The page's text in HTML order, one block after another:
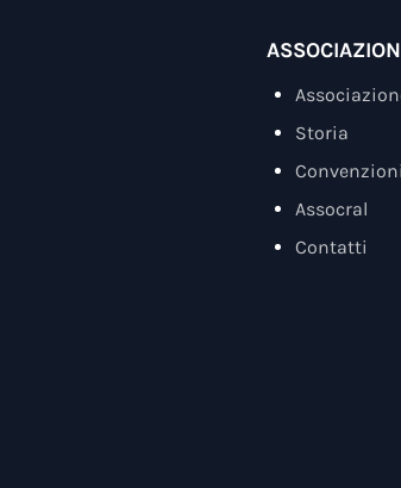
Storia
Convenzioni
Assocral
Contatti